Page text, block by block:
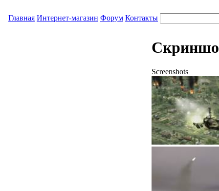
Главная Интернет-магазин Форум Контакты
Screenshots